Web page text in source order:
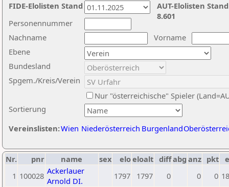
Nachname
Vorname
Ebene
Sortierung
Personennummer
Bundesland
Spgem./Kreis/Verein
Nur "österreichische" Spieler
Vereinslisten:Wien Niederösterreich Burgenland
AUT-Elolisten
8.601
FIDE-Elolisten Stand
Nr. pnr name sex eloeloalt diffabg anz pkt
1 100028 Ackerlauer
Arnold DI.
1797 1797 0 0 0